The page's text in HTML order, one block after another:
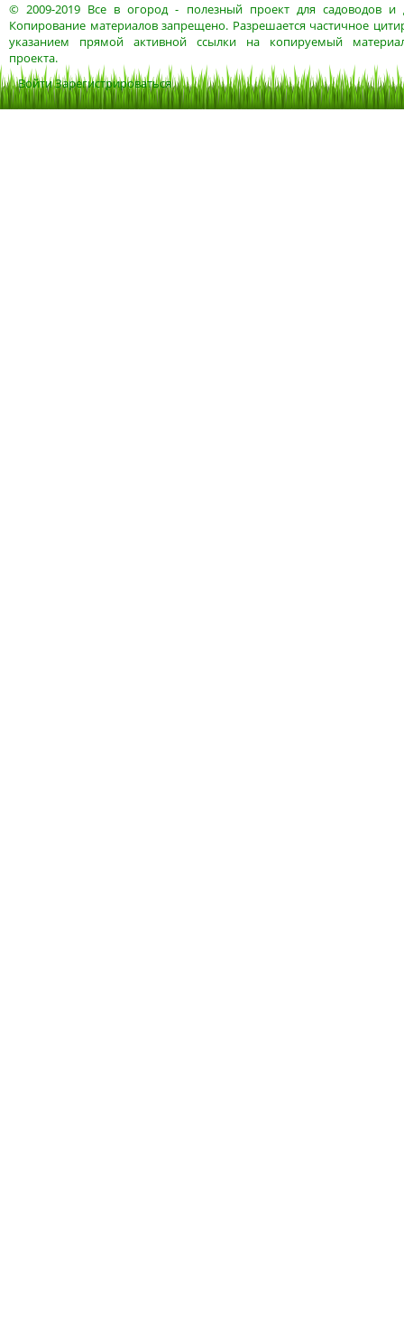
© 2009-2019 Все в огород- полезный проект для садоводов и
Копирование материалов запрещено. Разрешается частичное
указанием прямой активной ссылки на копируемый
проекта.
ВойтиЗарегистрироваться